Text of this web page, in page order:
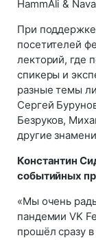
HammAli &
При
посетителей
лекторий, где
спикеры и
разные темы
Сергей
Безруков,
другие
Константин
событийных
«Мы очень
пандемии VK
прошёл сразу